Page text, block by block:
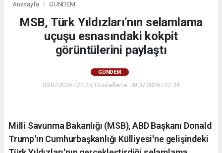
Anasayfa GÜNDEM
MSB, Türk Yıldızları'nın selamlama
uçuşu esnasındaki kokpit
görüntülerini paylaştı
GÜNDEM
09.07.2026 - 22:25, Güncelleme: 09.07.2026 - 22:34
Milli Savunma Bakanlığı (MSB), ABD Başkanı Donald
Trump'ın Cumhurbaşkanlığı Külliyesi'ne gelişindeki